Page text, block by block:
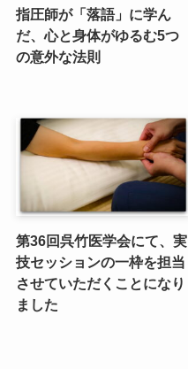
指圧師が「落語」に学ん
だ、心と身体がゆるむ5つ
の意外な法則
第36回呉竹医学会にて、実
技セッションの一枠を担当
させていただくことになり
ました